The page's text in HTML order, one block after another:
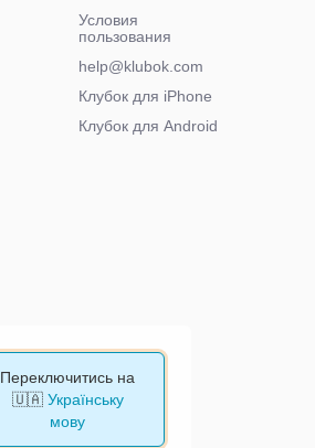
Условия
пользования
help@klubok.com
Клубок для iPhone
Клубок для Android
Переключитись на
🇺🇦 Українську
мову